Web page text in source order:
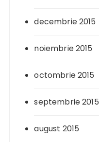
decembrie 2015
noiembrie 2015
octombrie 2015
septembrie 2015
august 2015